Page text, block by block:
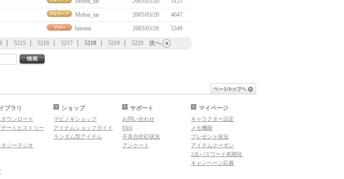
Melon_tar 2005/03/20
4047
hitomu 2005/03/20 5349
5215 5216 5217 5218 5219 5220 次へ
ブラリ
ウンロード
デートヒストリー
タジーラジオ
ショップ
マビノギショップ
アイテムショップガイド
ランダム型アイテム
サポート
お問い合わせ
FAQ
不具合対応状況
アンケート
マイページ
キャラクター設定
メモ機能
プレゼント状況
アイテムクーポン
2次パスワード初期化
キャンペーン応募